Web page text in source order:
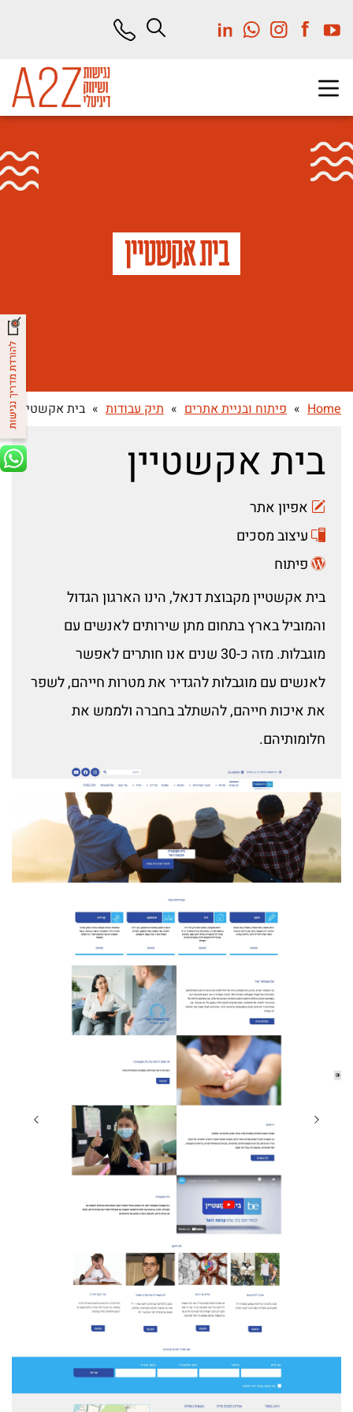
בית אקשטיין
Home
» פיתוח ובניית אתרים » תיק עבודות » בית אקשטיין
בית אקשטיין
אפיון אתר
עיצוב מסכים
פיתוח
בית אקשטיין מקבוצת דנאל, הינו הארגון הגדול
והמוביל בארץ בתחום מתן שירותים לאנשים עם
מוגבלות. מזה כ-30 שנים אנו חותרים לאפשר
לאנשים עם מוגבלות להגדיר את מטרות חייהם, לשפר
את איכות חייהם, להשתלב בחברה ולממש את
חלומותיהם.